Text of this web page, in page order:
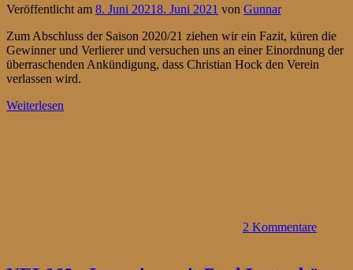
Veröffentlicht am 8. Juni 20218. Juni 2021 von Gunnar
Zum Abschluss der Saison 2020/21 ziehen wir ein Fazit, küren die
Gewinner und Verlierer und versuchen uns an einer Einordnung der
überraschenden Ankündigung, dass Christian Hock den Verein
verlassen wird.
Weiterlesen
2 Kommentare